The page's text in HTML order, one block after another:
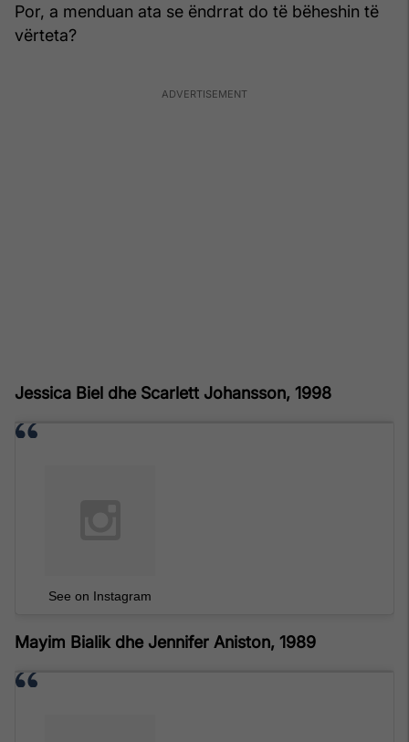
Por, a menduan ata se ëndrrat do të bëheshin të
vërteta?
Jessica Biel dhe Scarlett Johansson, 1998
See on Instagram
Mayim Bialik dhe Jennifer Aniston, 1989